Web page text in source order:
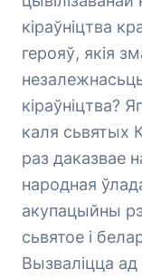
кіраўніцтва
герояў, якія
кіраўніцтва?
каля сьвятых
раз даказвае
народная
акупацыйны
сьвятое і
Вызваліцца